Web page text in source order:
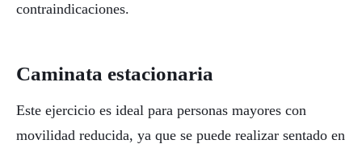
contraindicaciones.
Caminata estacionaria
Este ejercicio es ideal para personas mayores con
movilidad reducida, ya que se puede realizar sentado en